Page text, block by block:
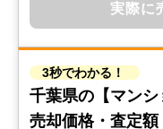
実際に
3秒でわかる！
千葉県の 【マン
売却価格・査定